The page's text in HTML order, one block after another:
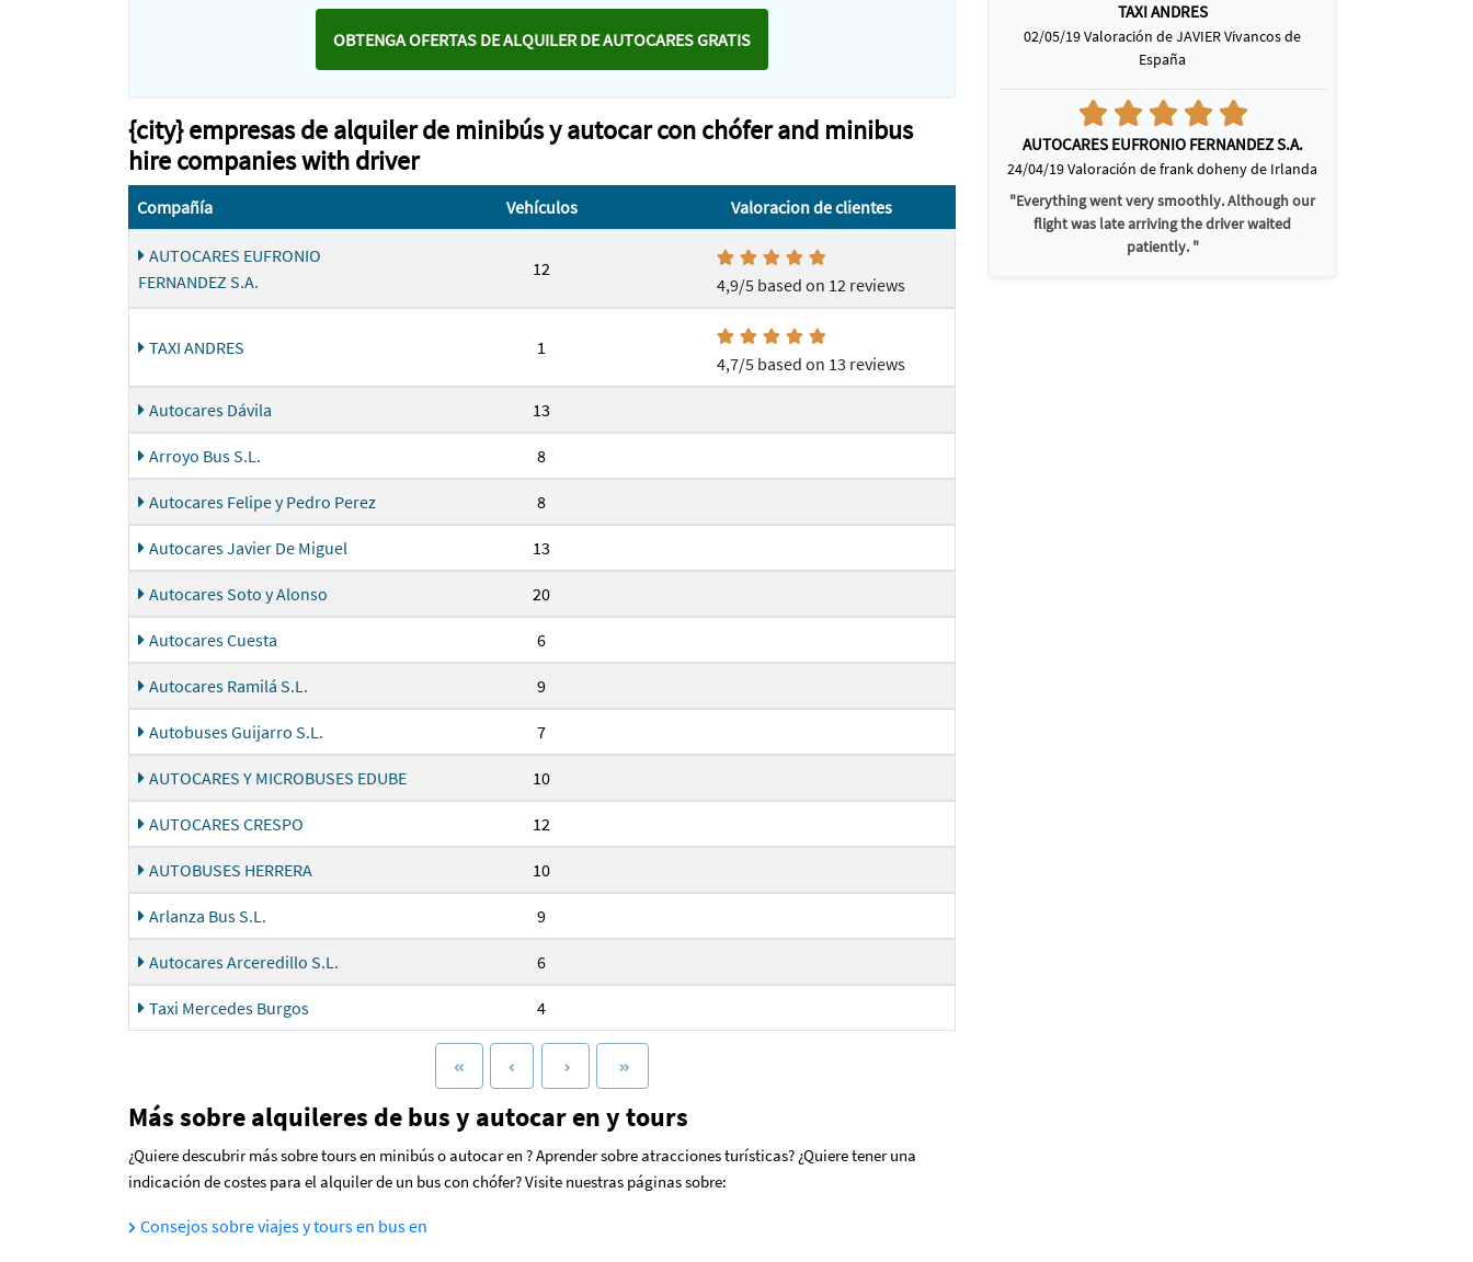
OBTENGA OFERTAS DE ALQUILER DE AUTOCARES GRATIS
{city} empresas de alquiler de minibús y autocar con chófer and minibus
hire companies with driver
Compañía Vehículos Valoracion de clientes
AUTOCARES EUFRONIO
FERNANDEZ S.A.
12
4,9/5 based on 12 reviews
TAXI ANDRES 1
4,7/5 based on 13 reviews
Autocares Dávila 13
Arroyo Bus S.L. 8
Autocares Felipe y Pedro Perez 8
Autocares Javier De Miguel 13
Autocares Soto y Alonso 20
Autocares Cuesta 6
Autocares Ramilá S.L. 9
Autobuses Guijarro S.L. 7
AUTOCARES Y MICROBUSES EDUBE 10
AUTOCARES CRESPO 12
AUTOBUSES HERRERA 10
Arlanza Bus S.L. 9
Autocares Arceredillo S.L. 6
Taxi Mercedes Burgos 4
Más sobre alquileres de bus y autocar en y tours
¿Quiere descubrir más sobre tours en minibús o autocar en ? Aprender sobre atracciones turísticas? ¿Quiere tener una
indicación de costes para el alquiler de un bus con chófer? Visite nuestras páginas sobre:
Consejos sobre viajes y tours en bus en
TAXI ANDRES
02/05/19 Valoración de JAVIER Vivancos de
España
AUTOCARES EUFRONIO FERNANDEZ S.A.
24/04/19 Valoración de frank doheny de Irlanda
"Everything went very smoothly. Although our
flight was late arriving the driver waited
patiently. "